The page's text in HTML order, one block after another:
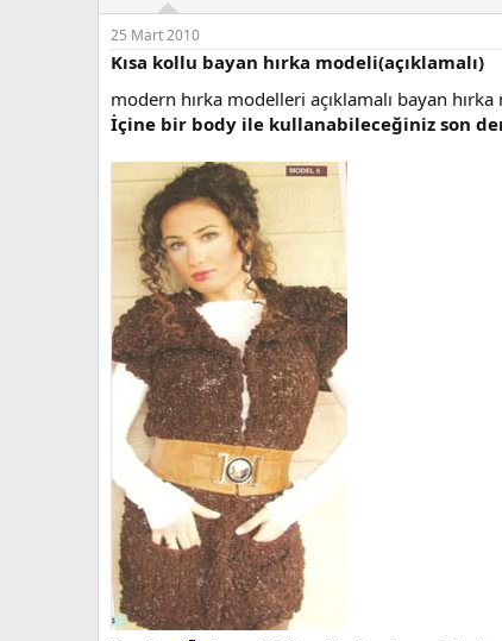
a
ş
l
a
t
a
n
ç
a
r
i
h
25 Mart 2010
Kısa kollu bayan hırka modeli(açıklamalı)
modern hırka modelleri açıklamalı bayan hırka
İçine bir body ile kullanabileceğiniz son